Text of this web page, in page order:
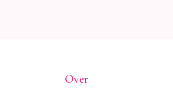
Over